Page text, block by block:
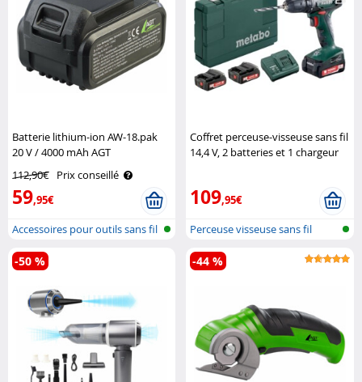
Batterie lithium-ion AW-18.pak
20 V / 4000 mAh AGT
112,90€ Prix conseillé
59,95€
Accessoires pour outils sans fil
Coffret perceuse-visseuse sans fil
14,4 V, 2 batteries et 1 chargeur
109,95€
Perceuse visseuse sans fil
-50 % -44 %